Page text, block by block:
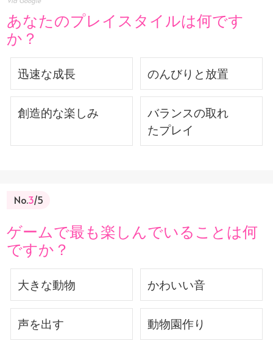
あなたのプレイスタイルは何です
か？
迅速な成長 のんびりと放置
創造的な楽しみ
バランスの取れ
たプレイ
No.3/5
ゲームで最も楽しんでいることは何
ですか？
大きな動物 かわいい音
声を出す 動物園作り